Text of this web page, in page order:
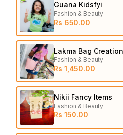
Guana Kidsfyi
Fashion & Beauty
Rs 650.00
Lakma Bag Creation
Fashion & Beauty
Rs 1,450.00
Nikii Fancy Items
Fashion & Beauty
Rs 150.00